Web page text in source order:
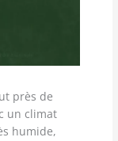
près de
un climat
humide,